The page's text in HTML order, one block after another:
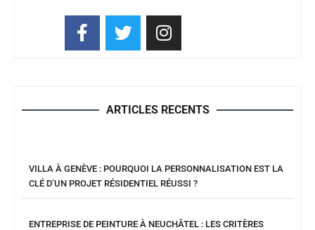
ARTICLES RECENTS
VILLA À GENÈVE : POURQUOI LA PERSONNALISATION EST LA
CLÉ D’UN PROJET RÉSIDENTIEL RÉUSSI ?
ENTREPRISE DE PEINTURE À NEUCHÂTEL : LES CRITÈRES